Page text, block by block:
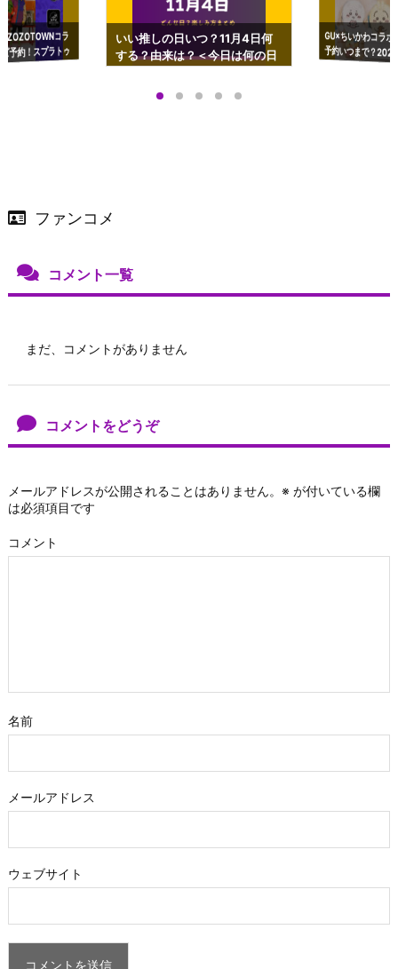
コラ
予約！スプラトゥ
ップも渋谷Hz
いい推しの日いつ？11月4日何
する？由来は？＜今日は何の日
GU×ちいかわコラ
予約いつまで？
ーチやショルダー
ファンコメ
コメント一覧
まだ、コメントがありません
コメントをどうぞ
メールアドレスが公開されることはありません。 ※ が付いている欄
は必須項目です
コメント
名前
メールアドレス
ウェブサイト